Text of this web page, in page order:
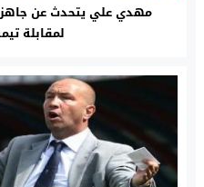
مهدي علي يتحدث عن
لمقابلة